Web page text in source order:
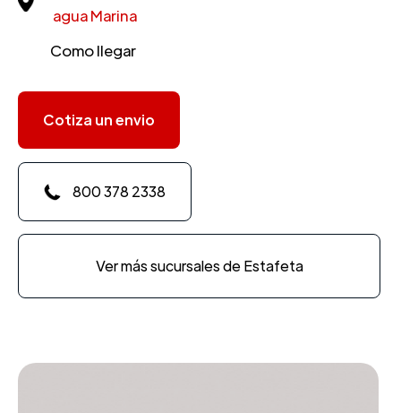
agua Marina
Como llegar
Cotiza un envio
800 378 2338
Ver más sucursales de Estafeta